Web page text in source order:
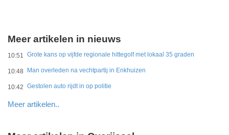
Meer artikelen in nieuws
10:51 Grote kans op vijfde regionale hittegolf met lokaal 35 graden
10:48 Man overleden na vechtpartij in Enkhuizen
10:42 Gestolen auto rijdt in op politie
Meer artikelen..